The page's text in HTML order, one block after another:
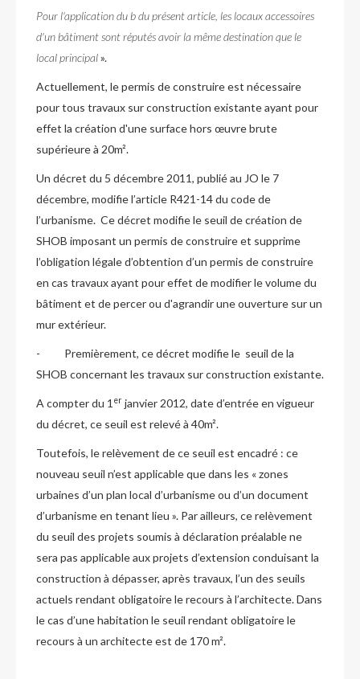
Pour l'application du b du présent article, les locaux accessoires
d'un bâtiment sont réputés avoir la même destination que le
local principal».
Actuellement, le permis de construire est nécessaire
pour tous travaux sur construction existante ayant pour
effet la création d'une surface hors œuvre brute
supérieure à 20m².
Un décret du 5 décembre 2011, publié au JO le 7
décembre, modifie l’article R421-14 du code de
l’urbanisme. Ce décret modifie le seuil de création de
SHOB imposant un permis de construire et supprime
l’obligation légale d’obtention d’un permis de construire
en cas travaux ayant pour effet de modifier le volume du
bâtiment et de percer ou d'agrandir une ouverture sur un
mur extérieur.
- Premièrement, ce décret modifie le seuil de la
SHOB concernant les travaux sur construction existante.
A compter du 1 er janvier 2012, date d’entrée en vigueur
du décret, ce seuil est relevé à 40m².
Toutefois, le relèvement de ce seuil est encadré : ce
nouveau seuil n’est applicable que dans les « zones
urbaines d’un plan local d’urbanisme ou d’un document
d’urbanisme en tenant lieu ». Par ailleurs, ce relèvement
du seuil des projets soumis à déclaration préalable ne
sera pas applicable aux projets d’extension conduisant la
construction à dépasser, après travaux, l’un des seuils
actuels rendant obligatoire le recours à l’architecte. Dans
le cas d’une habitation le seuil rendant obligatoire le
recours à un architecte est de 170 m².